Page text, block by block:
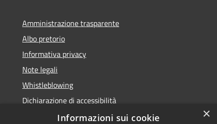
Amministrazione trasparente
Albo pretorio
Informativa privacy
Note legali
Whistleblowing
Dichiarazione di accessibilità
Obiettivi di accessibilità
×
Informazioni sui cookie